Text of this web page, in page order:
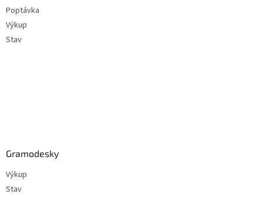
Poptávka
Výkup
Stav
Gramodesky
Výkup
Stav